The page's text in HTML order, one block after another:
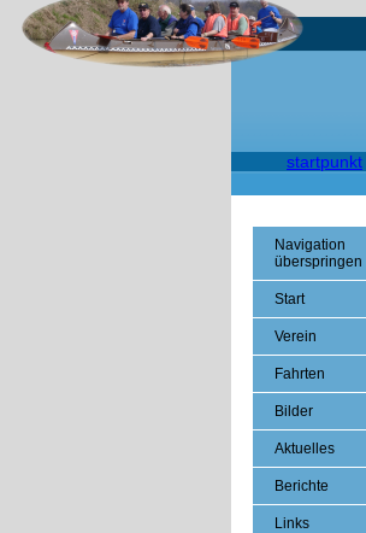
startpunkt
Navigation
überspringen
Start
Verein
Fahrten
Bilder
Aktuelles
Berichte
Links